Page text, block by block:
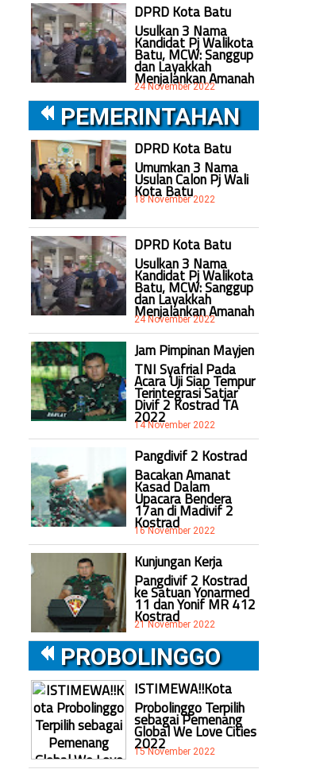
DPRD Kota Batu
Usulkan 3 Nama
Kandidat Pj Walikota
Batu, MCW: Sanggup
dan Layakkah
Menjalankan Amanah
24 November 2022
PEMERINTAHAN
DPRD Kota Batu
Umumkan 3 Nama
Usulan Calon Pj Wali
Kota Batu
18 November 2022
DPRD Kota Batu
Usulkan 3 Nama
Kandidat Pj Walikota
Batu, MCW: Sanggup
dan Layakkah
Menjalankan Amanah
24 November 2022
Jam Pimpinan Mayjen
TNI Syafrial Pada
Acara Uji Siap Tempur
Terintegrasi Satjar
Divif 2 Kostrad TA
2022
14 November 2022
Pangdivif 2 Kostrad
Bacakan Amanat
Kasad Dalam
Upacara Bendera
17an di Madivif 2
Kostrad
16 November 2022
Kunjungan Kerja
Pangdivif 2 Kostrad
ke Satuan Yonarmed
11 dan Yonif MR 412
Kostrad
21 November 2022
PROBOLINGGO
ISTIMEWA!!Kota
Probolinggo Terpilih
sebagai Pemenang
Global We Love Cities
2022
15 November 2022